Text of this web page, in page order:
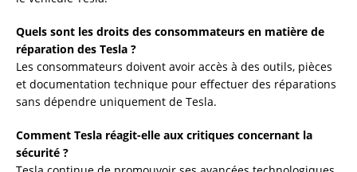
Quels sont les droits des consommateurs en matière de
réparation des Tesla ?
Les consommateurs doivent avoir accès à des outils, pièces
et documentation technique pour effectuer des réparations
sans dépendre uniquement de Tesla.
Comment Tesla réagit-elle aux critiques concernant la
sécurité ?